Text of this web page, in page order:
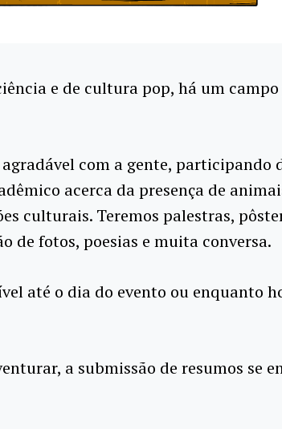
e de cultura pop, há um
com a gente, participando
acerca da presença de
culturais. Teremos palestras,
de fotos, poesias e muita conversa.
até o dia do evento ou enquanto
a submissão de resumos se